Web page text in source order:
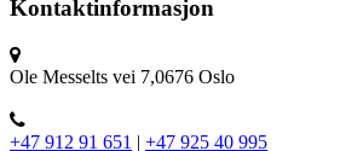
Kontaktinformasjon
Ole Messelts vei 7,0676 Oslo
+47 912 91 651 | +47 925 40 995